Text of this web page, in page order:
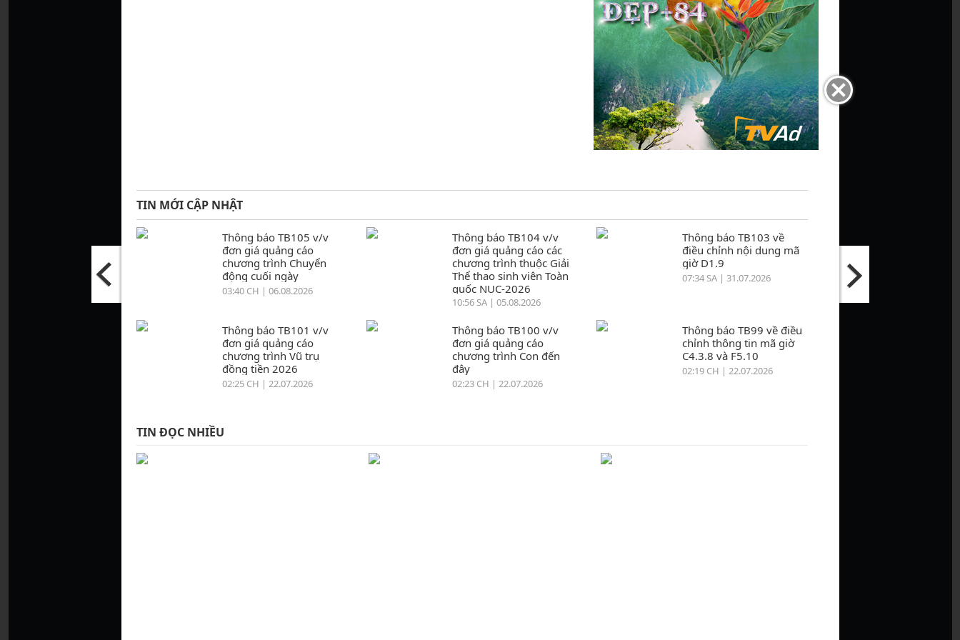
TIN MỚI CẬP NHẬT
Thông báo TB105 v/v
đơn giá quảng cáo
chương trình Chuyển
động cuối ngày
03:40 CH | 06.08.2026
Thông báo TB104 v/v
đơn giá quảng cáo các
chương trình thuộc Giải
Thể thao sinh viên Toàn
quốc NUC-2026
10:56 SA | 05.08.2026
Thông báo TB103 về
điều chỉnh nội dung mã
giờ D1.9
07:34 SA | 31.07.2026
Thông báo TB101 v/v
đơn giá quảng cáo
chương trình Vũ trụ
đồng tiền 2026
02:25 CH | 22.07.2026
Thông báo TB100 v/v
đơn giá quảng cáo
chương trình Con đến
đây
02:23 CH | 22.07.2026
Thông báo TB99 về điều
chỉnh thông tin mã giờ
C4.3.8 và F5.10
02:19 CH | 22.07.2026
TIN ĐỌC NHIỀU